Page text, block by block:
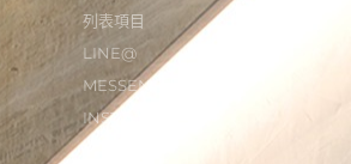
列表項目
LINE@
MESSENGER
INSTAGRAM